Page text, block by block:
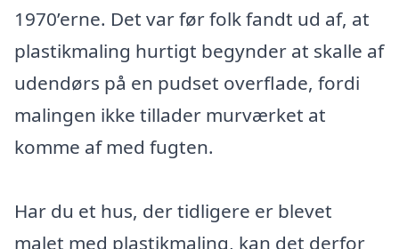
1970’erne. Det var før folk fandt ud af, at
plastikmaling hurtigt begynder at skalle af
udendørs på en pudset overflade, fordi
malingen ikke tillader murværket at
komme af med fugten.
Har du et hus, der tidligere er blevet
malet med plastikmaling, kan det derfor